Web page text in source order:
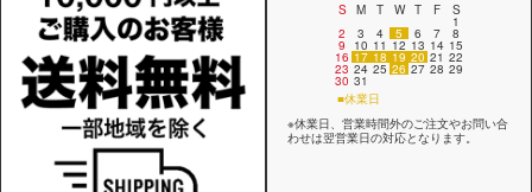
S M T W T F S
1
2 3 4 5 6 7 8
9 10 11 12 13 14 15
16 17 18 19 20 21 22
23 24 25 26 27 28 29
30 31
■休業日
※休業日、営業時間外のご注文やお問い合
わせは翌営業日の対応となります。